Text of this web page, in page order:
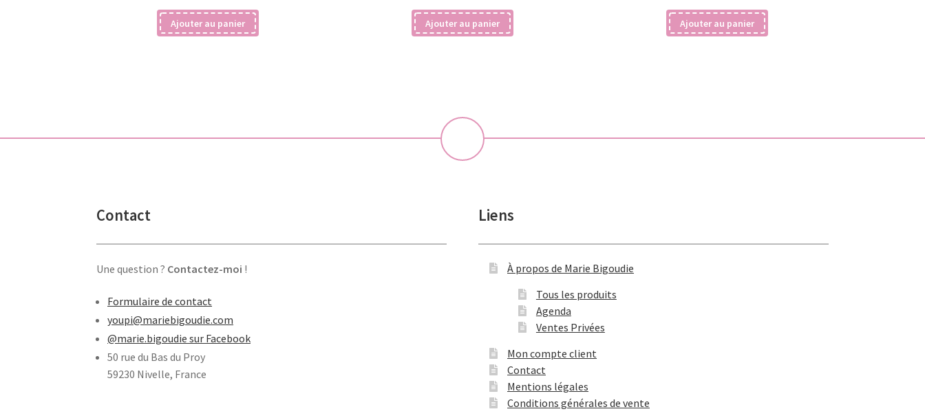
Ajouter au panier Ajouter au panier Ajouter au panier
Contact
Une question ? Contactez-moi !
Formulaire de contact
youpi@mariebigoudie.com
@marie.bigoudie sur Facebook
50 rue du Bas du Proy
59230 Nivelle, France
Liens
À propos de Marie Bigoudie
Tous les produits
Agenda
Ventes Privées
Mon compte client
Contact
Mentions légales
Conditions générales de vente